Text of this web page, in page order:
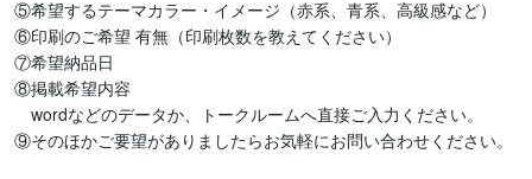
⑤希望するテーマカラー・イメージ（赤系、青系、高級感など）
⑥印刷のご希望 有無（印刷枚数を教えてください）
⑦希望納品日
⑧掲載希望内容
wordなどのデータか、トークルームへ直接ご入力ください。
⑨そのほかご要望がありましたらお気軽にお問い合わせください。